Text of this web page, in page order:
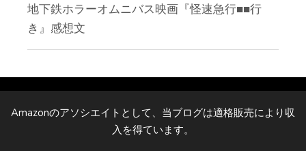
地下鉄ホラーオムニバス映画『怪速急行■■行
き』感想文
Amazonのアソシエイトとして、当ブログは適格販売により収
入を得ています。